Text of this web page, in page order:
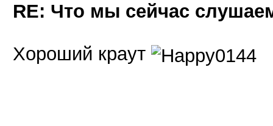
RE: Что мы сейчас
Хороший краут